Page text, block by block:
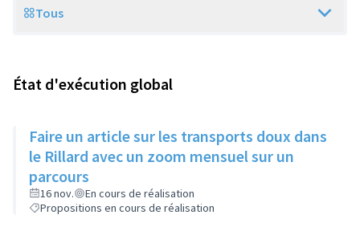
Scope
Tous
État d'exécution global
Faire un article sur les transports doux dans
le Rillard avec un zoom mensuel sur un
parcours
16 nov.
En cours de réalisation
Propositions en cours de réalisation